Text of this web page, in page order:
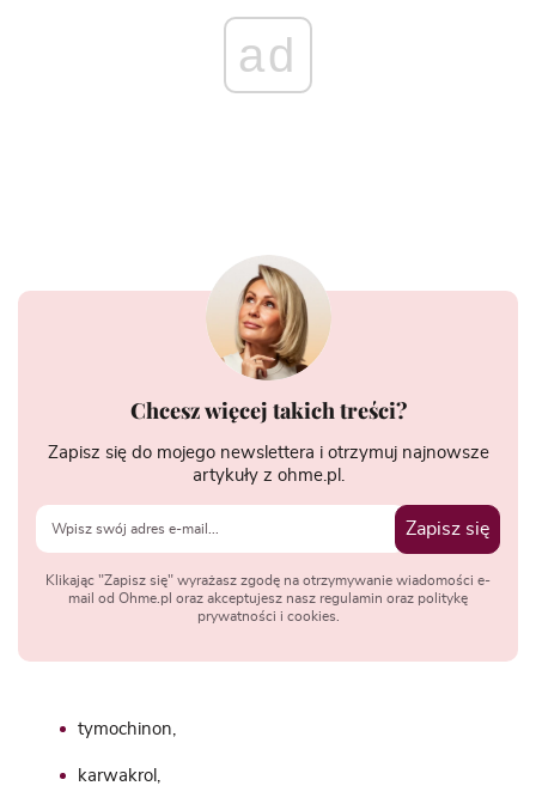
ad
Chcesz więcej takich treści?
Zapisz się do mojego newslettera i otrzymuj najnowsze
artykuły z ohme.pl.
Zapisz się
Klikając "Zapisz się" wyrażasz zgodę na otrzymywanie wiadomości e-
mail od Ohme.pl oraz akceptujesz nasz regulamin oraz politykę
prywatności i cookies.
tymochinon,
karwakrol,